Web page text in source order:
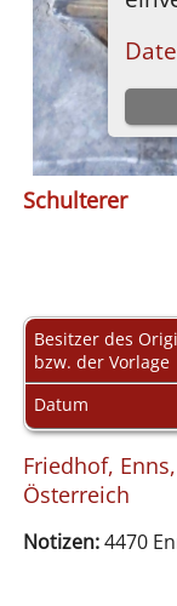
Schulterer
Besitzer des
bzw. der Vorlage
Datum
Friedhof,
Österreich
Notizen:4470